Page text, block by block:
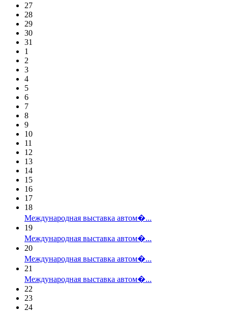
27
28
29
30
31
1
2
3
4
5
6
7
8
9
10
11
12
13
14
15
16
17
18
Международная выставка автом�...
19
Международная выставка автом�...
20
Международная выставка автом�...
21
Международная выставка автом�...
22
23
24